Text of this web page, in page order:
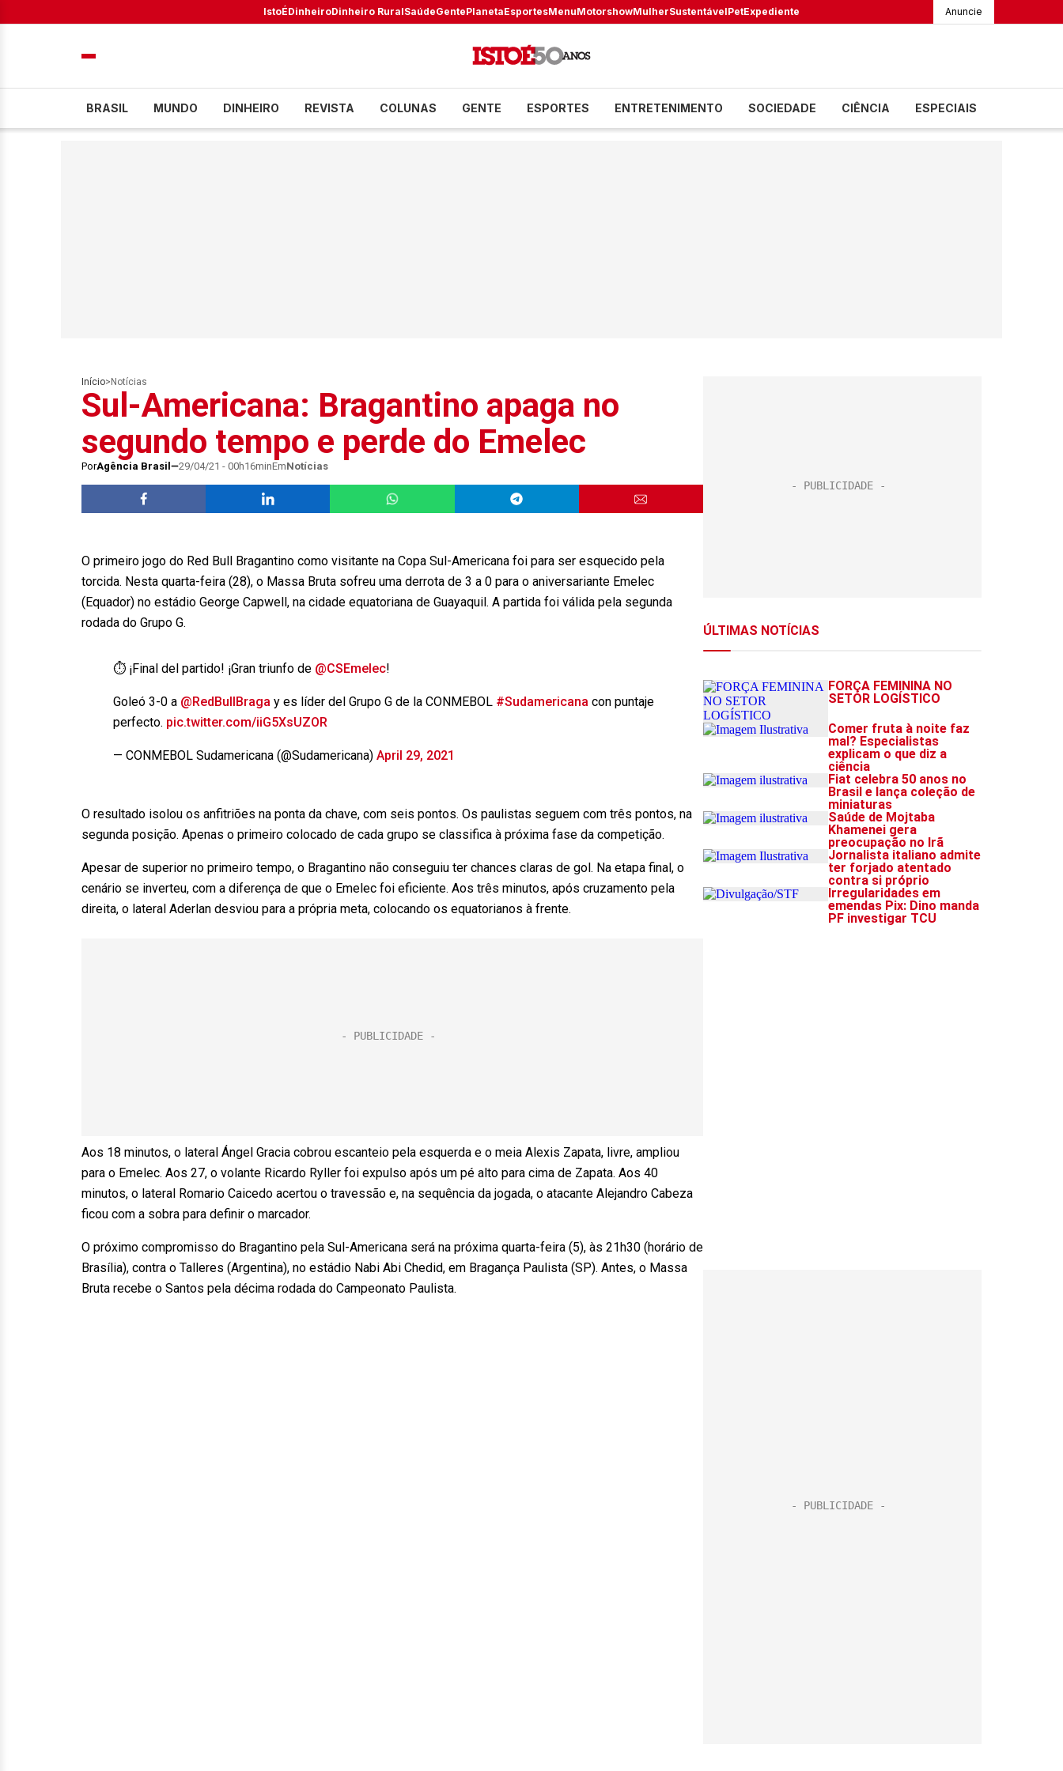
IstoÉDinheiroDinheiro RuralSaúdeGentePlanetaEsportesMenuMotorshowMulherSustentávelPetExpediente Anuncie
BRASIL MUNDO DINHEIRO REVISTA COLUNAS GENTE ESPORTES ENTRETENIMENTO SOCIEDADE CIÊNCIA ESPECIAIS
Início> Notícias
Sul-Americana: Bragantino apaga no
segundo tempo e perde do Emelec
PorAgência Brasil 29/04/21 - 00h16minEmNotícias
O primeiro jogo do Red Bull Bragantino como visitante na Copa Sul-Americana foi para ser esquecido pela
torcida. Nesta quarta-feira (28), o Massa Bruta sofreu uma derrota de 3 a 0 para o aniversariante Emelec
(Equador) no estádio George Capwell, na cidade equatoriana de Guayaquil. A partida foi válida pela segunda
rodada do Grupo G.
⏱ ¡Final del partido! ¡Gran triunfo de @CSEmelec!
Goleó 3-0 a @RedBullBraga y es líder del Grupo G de la CONMEBOL #Sudamericana con puntaje
perfecto. pic.twitter.com/iiG5XsUZOR
— CONMEBOL Sudamericana (@Sudamericana) April 29, 2021
O resultado isolou os anfitriões na ponta da chave, com seis pontos. Os paulistas seguem com três pontos, na
segunda posição. Apenas o primeiro colocado de cada grupo se classifica à próxima fase da competição.
Apesar de superior no primeiro tempo, o Bragantino não conseguiu ter chances claras de gol. Na etapa final, o
cenário se inverteu, com a diferença de que o Emelec foi eficiente. Aos três minutos, após cruzamento pela
direita, o lateral Aderlan desviou para a própria meta, colocando os equatorianos à frente.
Aos 18 minutos, o lateral Ángel Gracia cobrou escanteio pela esquerda e o meia Alexis Zapata, livre, ampliou
para o Emelec. Aos 27, o volante Ricardo Ryller foi expulso após um pé alto para cima de Zapata. Aos 40
minutos, o lateral Romario Caicedo acertou o travessão e, na sequência da jogada, o atacante Alejandro Cabeza
ficou com a sobra para definir o marcador.
O próximo compromisso do Bragantino pela Sul-Americana será na próxima quarta-feira (5), às 21h30 (horário de
Brasília), contra o Talleres (Argentina), no estádio Nabi Abi Chedid, em Bragança Paulista (SP). Antes, o Massa
Bruta recebe o Santos pela décima rodada do Campeonato Paulista.